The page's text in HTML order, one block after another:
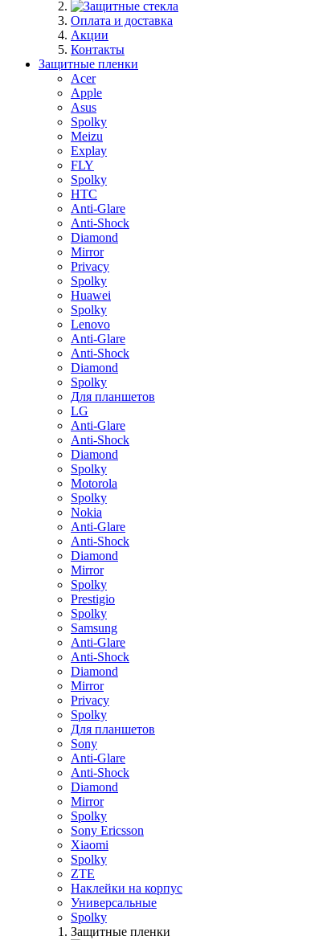
Оплата и доставка
Акции
Контакты
Защитные пленки
Acer
Apple
Asus
Spolky
Meizu
Explay
FLY
Spolky
HTC
Anti-Glare
Anti-Shock
Diamond
Mirror
Privacy
Spolky
Huawei
Spolky
Lenovo
Anti-Glare
Anti-Shock
Diamond
Spolky
Для планшетов
LG
Anti-Glare
Anti-Shock
Diamond
Spolky
Motorola
Spolky
Nokia
Anti-Glare
Anti-Shock
Diamond
Mirror
Spolky
Prestigio
Spolky
Samsung
Anti-Glare
Anti-Shock
Diamond
Mirror
Privacy
Spolky
Для планшетов
Sony
Anti-Glare
Anti-Shock
Diamond
Mirror
Spolky
Sony Ericsson
Xiaomi
Spolky
ZTE
Наклейки на корпус
Универсальные
Spolky
Защитные пленки